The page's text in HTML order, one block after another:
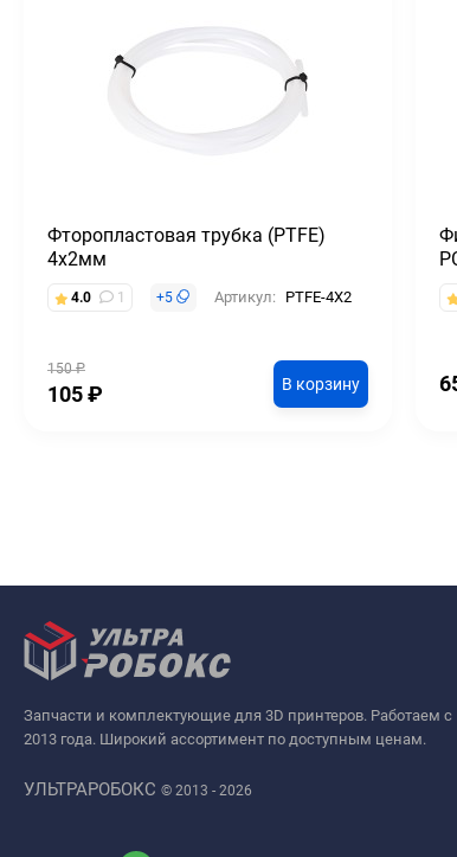
Фторопластовая трубка (PTFE)
4х2мм
4.0 1 +5 Артикул: PTFE-4X2
150₽
105₽ В корзину
Запчасти и комплектующие для 3D принтеров. Работаем с
2013 года. Широкий ассортимент по доступным ценам.
УЛЬТРАРОБОКС © 2013 - 2026